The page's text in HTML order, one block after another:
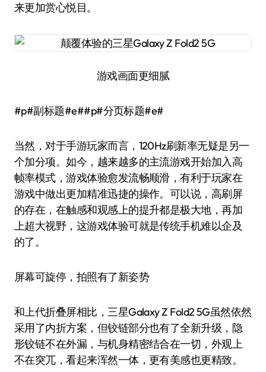
来更加赏心悦目。
游戏画面更细腻
#p#副标题#e##p#分页标题#e#
当然，对于手游玩家而言，120Hz刷新率无疑是另一
个加分项。如今，越来越多的主流游戏开始加入高
帧率模式，游戏体验愈发流畅顺滑，有利于玩家在
游戏中做出更加精准迅捷的操作。可以说，高刷屏
的存在，在触感和观感上的提升都是极大地，再加
上超大视野，这游戏体验可就是传统手机难以企及
的了。
屏幕可旋停，拍照有了新姿势
和上代折叠屏相比，三星Galaxy Z Fold2 5G虽然依然
采用了内折方案，但铰链部分也有了全新升级，隐
形铰链不在外漏，与机身精密结合在一切，外观上
不在突兀，看起来浑然一体，更有美感也更精致。